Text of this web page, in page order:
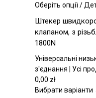
Оберіть опціїЦей
має
на
/
Штекер
клапаном, з
1800N
Універсальні
з'єднання | Усі
0,00 zł
Вибрати варіанти